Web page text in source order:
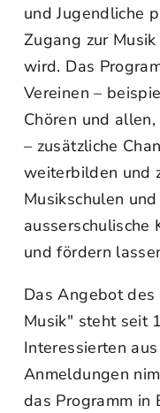
und Jugendliche
Zugang zur
wird. Das
Vereinen –
Chören und
– zusätzliche
weiterbilden und
Musikschulen
ausserschulische
und fördern
Das Angebot des
Musik" steht seit
Interessierten
Anmeldungen
das Programm in